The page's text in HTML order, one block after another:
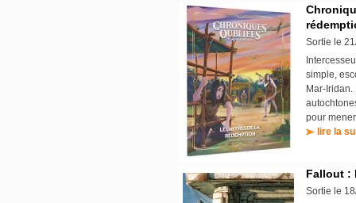
Sortie le
simple,
Mar-
pour
lire la
Fallout :
Sortie le